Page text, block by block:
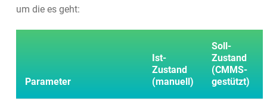
um die es geht:
Parameter
Ist-
Zustand
(manuell)
Soll-
Zustand
(CMMS-
gestützt)